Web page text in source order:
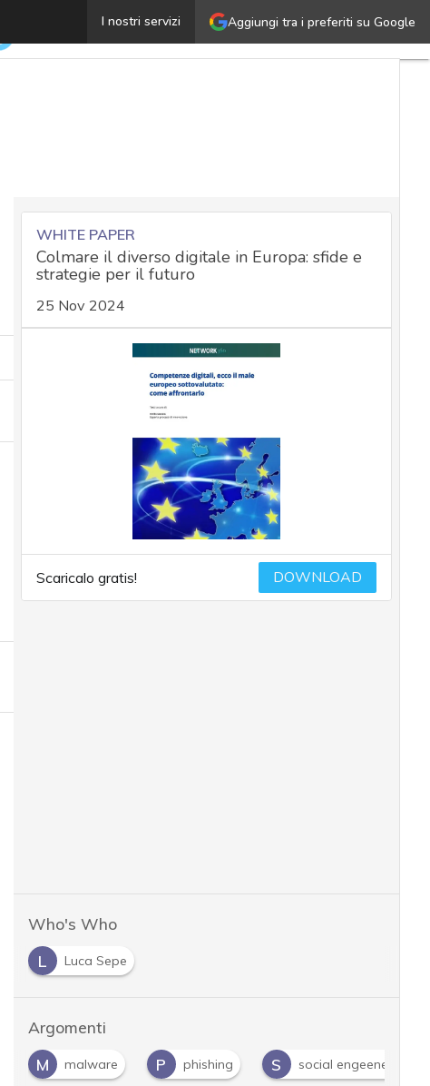
Aggiungi tra i preferiti su Google
I nostri servizi
Lo human firewall: cos’è e perché è importante per la
WHITE PAPER
Colmare il diverso digitale in Europa: sfide e
strategie per il futuro
25 Nov 2024
Scaricalo gratis! DOWNLOAD
Who's Who
L
Luca Sepe
Argomenti
M malware P phishing S social engeenering